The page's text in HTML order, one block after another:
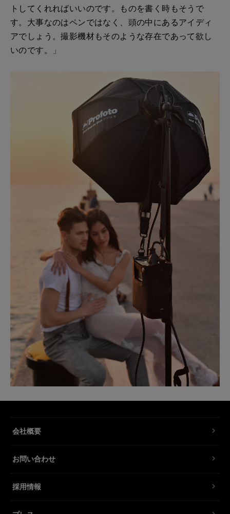
トしてくれればいいのです。ものを書く時もそうで
す。大事なのはペンではなく、頭の中にあるアイディ
アでしょう。撮影機材もそのような存在であって欲し
いのです。」
会社概要
お問い合わせ
採用情報